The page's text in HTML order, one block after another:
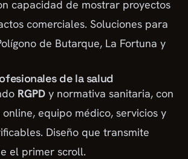
capacidad de mostrar proyectos
comerciales. Soluciones para
de Butarque, La Fortuna y
de la salud
RGPD y normativa sanitaria, con
equipo médico, servicios y
Diseño que transmite
el primer scroll.